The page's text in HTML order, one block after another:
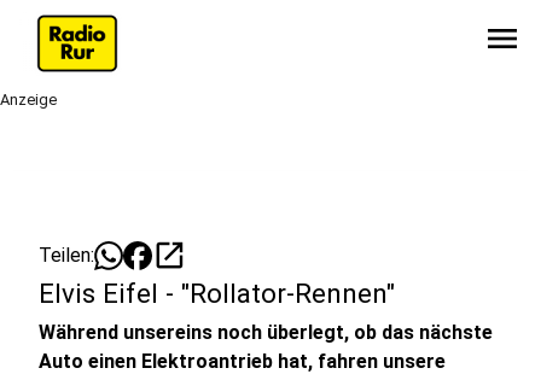
menu
Anzeige
Teilen: open_in_new
Elvis Eifel - "Rollator-Rennen"
Während unsereins noch überlegt, ob das nächste
Auto einen Elektroantrieb hat, fahren unsere